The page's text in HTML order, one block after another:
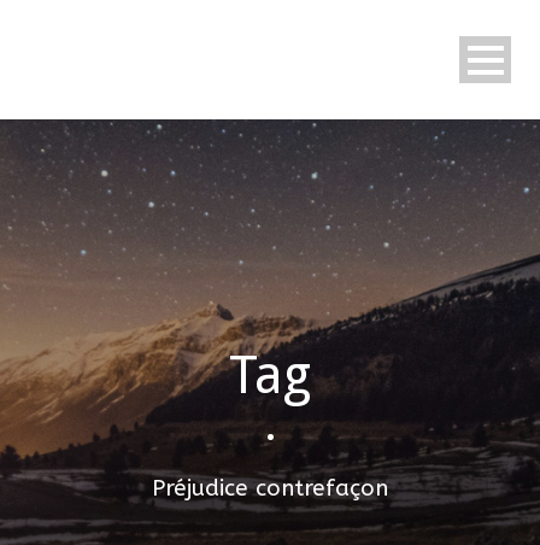
Tag
•
Préjudice contrefaçon